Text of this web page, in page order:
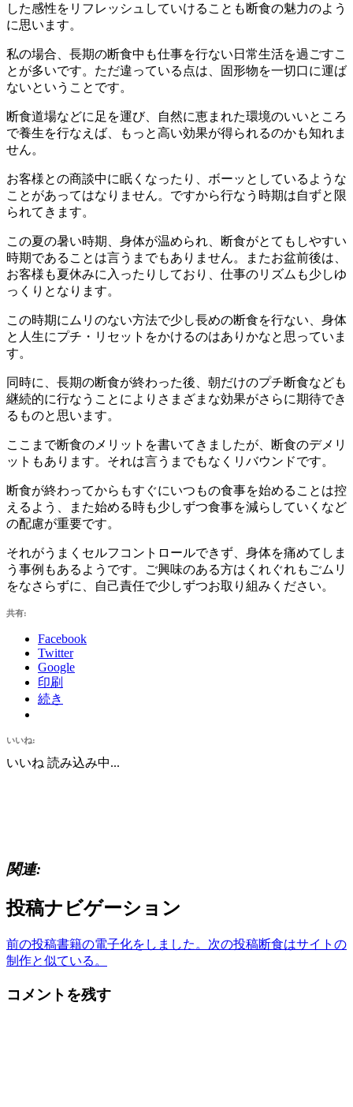
した感性をリフレッシュしていけることも断食の魅力のよう
に思います。
私の場合、長期の断食中も仕事を行ない日常生活を過ごすこ
とが多いです。ただ違っている点は、固形物を一切口に運ば
ないということです。
断食道場などに足を運び、自然に恵まれた環境のいいところ
で養生を行なえば、もっと高い効果が得られるのかも知れま
せん。
お客様との商談中に眠くなったり、ボーッとしているような
ことがあってはなりません。ですから行なう時期は自ずと限
られてきます。
この夏の暑い時期、身体が温められ、断食がとてもしやすい
時期であることは言うまでもありません。またお盆前後は、
お客様も夏休みに入ったりしており、仕事のリズムも少しゆ
っくりとなります。
この時期にムリのない方法で少し長めの断食を行ない、身体
と人生にプチ・リセットをかけるのはありかなと思っていま
す。
同時に、長期の断食が終わった後、朝だけのプチ断食なども
継続的に行なうことによりさまざまな効果がさらに期待でき
るものと思います。
ここまで断食のメリットを書いてきましたが、断食のデメリ
ットもあります。それは言うまでもなくリバウンドです。
断食が終わってからもすぐにいつもの食事を始めることは控
えるよう、また始める時も少しずつ食事を減らしていくなど
の配慮が重要です。
それがうまくセルフコントロールできず、身体を痛めてしま
う事例もあるようです。ご興味のある方はくれぐれもごムリ
をなさらずに、自己責任で少しずつお取り組みください。
共有:
Facebook
Twitter
Google
印刷
続き
いいね:
いいね 読み込み中...
関連
投稿ナビゲーション
前の投稿書籍の電子化をしました。 次の投稿断食はサイトの
制作と似ている。
コメントを残す